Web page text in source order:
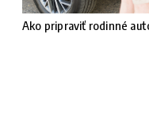
Ako pripraviť rodinné